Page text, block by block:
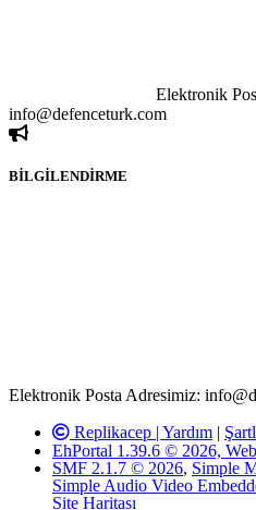
Elektronik
info@defenceturk.com
BİLGİLENDİRME
Elektronik Posta Adresimiz:
Replikacep | Yardım |
EhPortal 1.39.6 © 2026,
SMF 2.1.7 © 2026, Simple
Simple Audio Video
Site Haritası